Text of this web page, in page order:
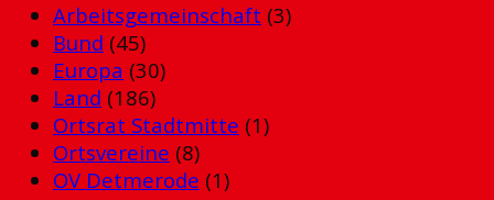
Arbeitsgemeinschaft (3)
Bund (45)
Europa (30)
Land (186)
Ortsrat Stadtmitte (1)
Ortsvereine (8)
OV Detmerode (1)